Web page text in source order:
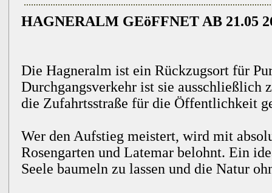
HAGNERALM GEöFFNET AB 21.05
Die Hagneralm ist ein Rückzugsort für
Durchgangsverkehr ist sie ausschließlich
die Zufahrtsstraße für die Öffentlichkeit
Wer den Aufstieg meistert, wird mit
Rosengarten und Latemar belohnt. Ein
Seele baumeln zu lassen und die Natur